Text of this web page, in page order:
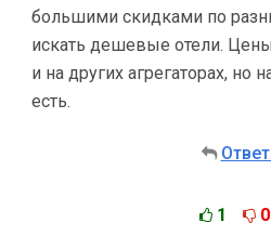
большими скидками по
искать дешевые отели.
и на других агрегаторах, но
есть.
1 0